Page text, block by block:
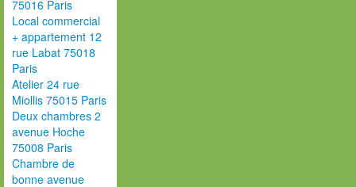
75016 Paris
Local commercial
+ appartement 12
rue Labat 75018
Paris
Atelier 24 rue
Miollis 75015 Paris
Deux chambres 2
avenue Hoche
75008 Paris
Chambre de
bonne avenue